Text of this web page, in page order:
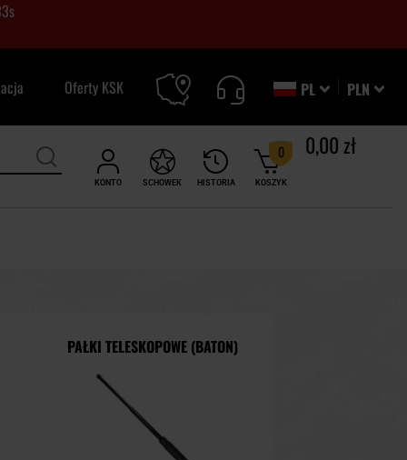
s
PLN
PL
Oferty KSK
KONTO HISTORIA
SCHOWEK KOSZYK
0 0,00 zł
PAŁKI TELESKOPOWE (BATON)